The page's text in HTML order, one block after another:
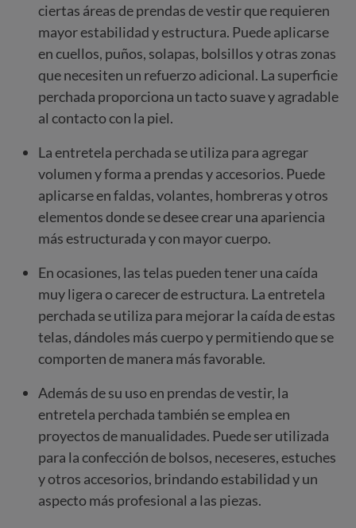
ciertas áreas de prendas de vestir que requieren
mayor estabilidad y estructura. Puede aplicarse
en cuellos, puños, solapas, bolsillos y otras zonas
que necesiten un refuerzo adicional. La superficie
perchada proporciona un tacto suave y agradable
al contacto con la piel.
La entretela perchada se utiliza para agregar
volumen y forma a prendas y accesorios. Puede
aplicarse en faldas, volantes, hombreras y otros
elementos donde se desee crear una apariencia
más estructurada y con mayor cuerpo.
En ocasiones, las telas pueden tener una caída
muy ligera o carecer de estructura. La entretela
perchada se utiliza para mejorar la caída de estas
telas, dándoles más cuerpo y permitiendo que se
comporten de manera más favorable.
Además de su uso en prendas de vestir, la
entretela perchada también se emplea en
proyectos de manualidades. Puede ser utilizada
para la confección de bolsos, neceseres, estuches
y otros accesorios, brindando estabilidad y un
aspecto más profesional a las piezas.